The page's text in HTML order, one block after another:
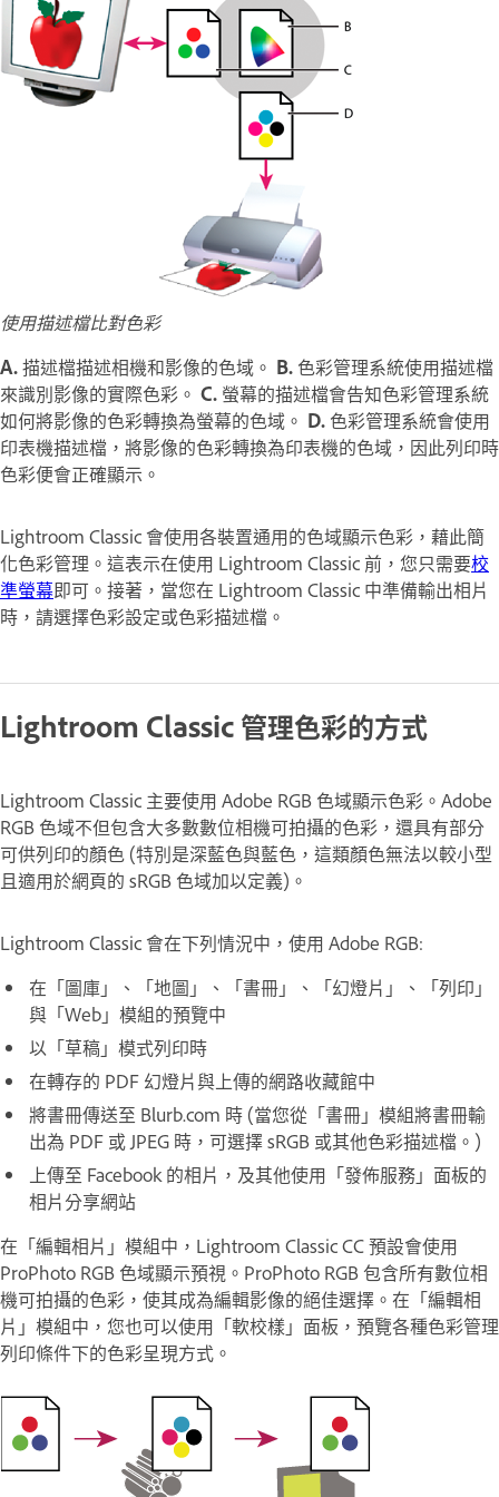
使用描述檔比對色彩
A.描述檔描述相機和影像的色域。 B. 色彩管理系統使用描述檔
來識別影像的實際色彩。 C. 螢幕的描述檔會告知色彩管理系統
如何將影像的色彩轉換為螢幕的色域。 D. 色彩管理系統會使用
印表機描述檔，將影像的色彩轉換為印表機的色域，因此列印時
色彩便會正確顯示。
Lightroom Classic 會使用各裝置通用的色域顯示色彩，藉此簡
化色彩管理。這表示在使用 Lightroom Classic 前，您只需要校
準螢幕即可。接著，當您在 Lightroom Classic 中準備輸出相片
時，請選擇色彩設定或色彩描述檔。
Lightroom Classic 管理色彩的方式
Lightroom Classic 主要使用 Adobe RGB 色域顯示色彩。Adobe
RGB 色域不但包含大多數數位相機可拍攝的色彩，還具有部分
可供列印的顏色 (特別是深藍色與藍色，這類顏色無法以較小型
且適用於網頁的 sRGB 色域加以定義)。
Lightroom Classic 會在下列情況中，使用 Adobe RGB:
在「圖庫」、「地圖」、「書冊」、「幻燈片」、「列印」
與「Web」模組的預覽中
以「草稿」模式列印時
在轉存的 PDF 幻燈片與上傳的網路收藏館中
將書冊傳送至 Blurb.com 時 (當您從「書冊」模組將書冊輸
出為 PDF 或 JPEG 時，可選擇 sRGB 或其他色彩描述檔。)
上傳至 Facebook 的相片，及其他使用「發佈服務」面板的
相片分享網站
在「編輯相片」模組中，Lightroom Classic CC 預設會使用
ProPhoto RGB 色域顯示預視。ProPhoto RGB 包含所有數位相
機可拍攝的色彩，使其成為編輯影像的絕佳選擇。在「編輯相
片」模組中，您也可以使用「軟校樣」面板，預覽各種色彩管理
列印條件下的色彩呈現方式。